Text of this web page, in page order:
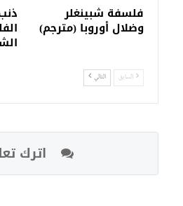
فلسفة شبينغلر
وضلال أوروبا (مترجم)
السابق التالي
اترك